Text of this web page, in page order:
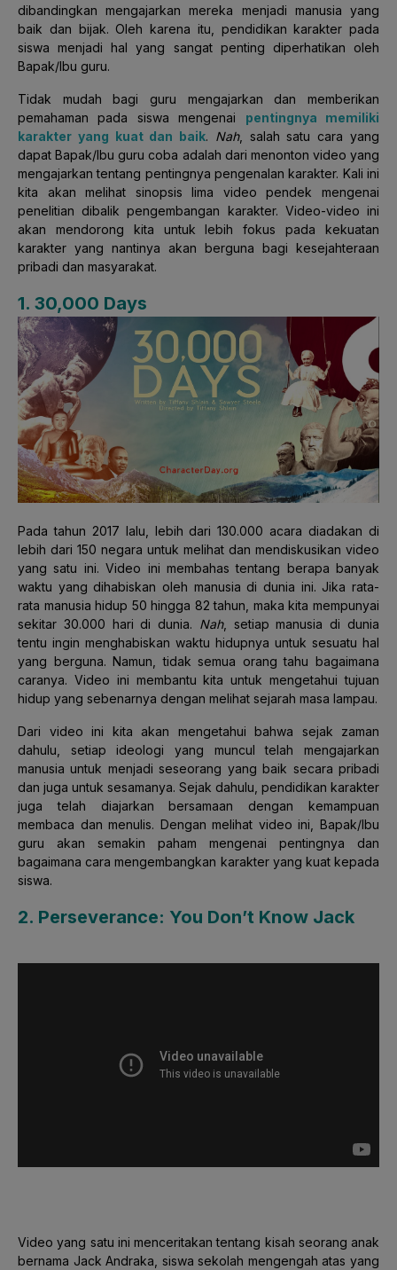
dibandingkan mengajarkan mereka menjadi manusia yang
baik dan bijak. Oleh karena itu, pendidikan karakter pada
siswa menjadi hal yang sangat penting diperhatikan oleh
Bapak/Ibu guru.
Tidak mudah bagi guru mengajarkan dan memberikan
pemahaman pada siswa mengenai pentingnya memiliki
karakter yang kuat dan baik. Nah, salah satu cara yang
dapat Bapak/Ibu guru coba adalah dari menonton video yang
mengajarkan tentang pentingnya pengenalan karakter. Kali ini
kita akan melihat sinopsis lima video pendek mengenai
penelitian dibalik pengembangan karakter. Video-video ini
akan mendorong kita untuk lebih fokus pada kekuatan
karakter yang nantinya akan berguna bagi kesejahteraan
pribadi dan masyarakat.
1. 30,000 Days
Pada tahun 2017 lalu, lebih dari 130.000 acara diadakan di
lebih dari 150 negara untuk melihat dan mendiskusikan video
yang satu ini. Video ini membahas tentang berapa banyak
waktu yang dihabiskan oleh manusia di dunia ini. Jika rata-
rata manusia hidup 50 hingga 82 tahun, maka kita mempunyai
sekitar 30.000 hari di dunia. Nah, setiap manusia di dunia
tentu ingin menghabiskan waktu hidupnya untuk sesuatu hal
yang berguna. Namun, tidak semua orang tahu bagaimana
caranya. Video ini membantu kita untuk mengetahui tujuan
hidup yang sebenarnya dengan melihat sejarah masa lampau.
Dari video ini kita akan mengetahui bahwa sejak zaman
dahulu, setiap ideologi yang muncul telah mengajarkan
manusia untuk menjadi seseorang yang baik secara pribadi
dan juga untuk sesamanya. Sejak dahulu, pendidikan karakter
juga telah diajarkan bersamaan dengan kemampuan
membaca dan menulis. Dengan melihat video ini, Bapak/Ibu
guru akan semakin paham mengenai pentingnya dan
bagaimana cara mengembangkan karakter yang kuat kepada
siswa.
2. Perseverance: You Don’t Know Jack
Video yang satu ini menceritakan tentang kisah seorang anak
bernama Jack Andraka, siswa sekolah mengengah atas yang